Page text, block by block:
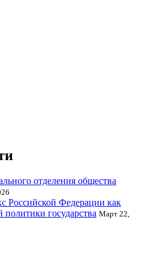
отделения общества
Российской Федерации как
государства Март 22,